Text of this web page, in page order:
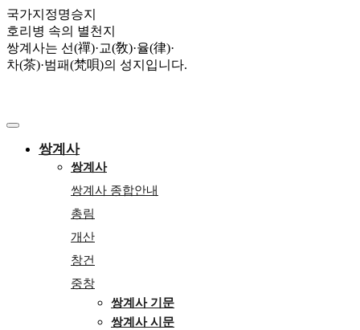
국가지정명승지
호리병 속의 별천지
쌍계사는 선(禪)·교(敎)·율(律)·
차(茶)·범패(梵唄)의 성지입니다.
쌍계사
쌍계사
쌍계사 종합안내
총림
개산
창건
중창
쌍계사 기문
쌍계사 시문